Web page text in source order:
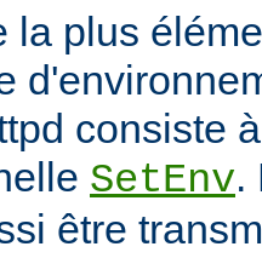
la plus
consiste
SetEnv.
être